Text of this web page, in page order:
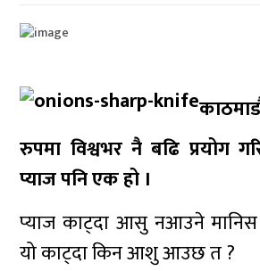
रुपमा विश्वभर नै बढि प्रयोग
प्याज पनि एक हो ।
प्याज काट्दा आसु नआउने मानिस
यो काट्दा किन आशु आउछ त ?